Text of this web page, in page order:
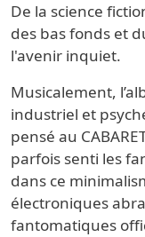
De la science
des bas fonds et
l'avenir inquiet.
Musicalement,
industriel et
pensé au
parfois senti les
dans ce
électroniques
fantomatiques